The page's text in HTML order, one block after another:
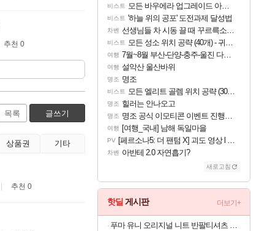
추천 0
목록 글쓰기
상품권 기타
추천 0
비스트 모든 바우에라 업그레이드 아이템 획득 위치 공략 (89개)
비스트 '하늘 위의 공포' 도전과제 달성법
차벤 선생님들 차 시동 끌 때 꾸르륵소리나는데
비스트 모든 성소 위치 공략 (40개) - 귀환한 영혼 도전과제
여행 7월~8월 부산-단양-충주-울진 다녀왔어요~
여행 설악산 울산바위
명조 명조
비스트 모든 엘리트 골렘 위치 공략 (30개) - 방랑 결투가
명조 힐러는 안나오고
명조 명조 공식 이모티콘 이벤트 진행해봤습니다! 참여부터 추첨까지????
여행 [여행_국내] 남해 독일마을
PV [페르소나5: 더 팬텀 X] 괴도 영상 l 타카마키 안·댄싱 스타
차벤 아반테 2.0 자연흡기?
새로고침
핫딜 게시판 더보기+
푸마 유니 오리지널 니트 반팔티셔츠 남자 라운드넥 화이트 95030403